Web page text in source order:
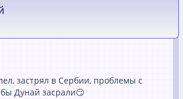
застрял в Сербии, проблемы с
Дунай засрали😏